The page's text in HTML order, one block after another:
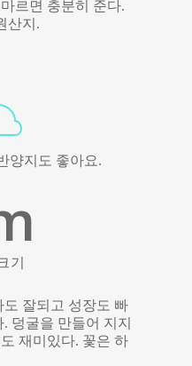
양지도 좋아요.
기
잘되고 성장도 빠
덩굴을 만들어 지지
재미있다. 꽃은 하
르면 충분히 준다.
산지.